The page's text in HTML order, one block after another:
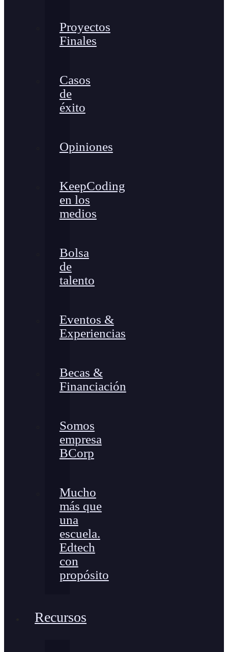
Proyectos
Finales
Casos
de
éxito
Opiniones
KeepCoding
en los
medios
Bolsa
de
talento
Eventos &
Experiencias
Becas &
Financiación
Somos
empresa
BCorp
Mucho
más que
una
escuela.
Edtech
con
propósito
Recursos